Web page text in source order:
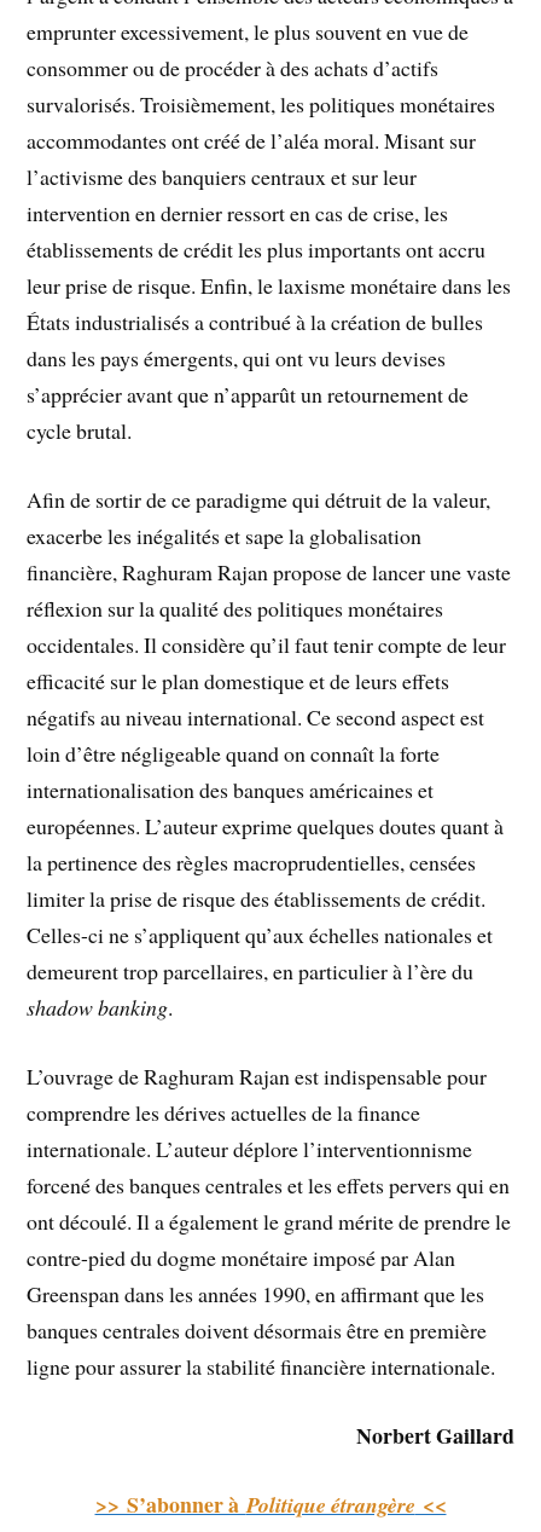
emprunter excessivement, le plus souvent en vue de
consommer ou de procéder à des achats d’actifs
survalorisés. Troisièmement, les politiques monétaires
accommodantes ont créé de l’aléa moral. Misant sur
l’activisme des banquiers centraux et sur leur
intervention en dernier ressort en cas de crise, les
établissements de crédit les plus importants ont accru
leur prise de risque. Enfin, le laxisme monétaire dans les
États industrialisés a contribué à la création de bulles
dans les pays émergents, qui ont vu leurs devises
s’apprécier avant que n’apparût un retournement de
cycle brutal.
Afin de sortir de ce paradigme qui détruit de la valeur,
exacerbe les inégalités et sape la globalisation
financière, Raghuram Rajan propose de lancer une vaste
réflexion sur la qualité des politiques monétaires
occidentales. Il considère qu’il faut tenir compte de leur
efficacité sur le plan domestique et de leurs effets
négatifs au niveau international. Ce second aspect est
loin d’être négligeable quand on connaît la forte
internationalisation des banques américaines et
européennes. L’auteur exprime quelques doutes quant à
la pertinence des règles macroprudentielles, censées
limiter la prise de risque des établissements de crédit.
Celles-ci ne s’appliquent qu’aux échelles nationales et
demeurent trop parcellaires, en particulier à l’ère du
shadow banking.
L’ouvrage de Raghuram Rajan est indispensable pour
comprendre les dérives actuelles de la finance
internationale. L’auteur déplore l’interventionnisme
forcené des banques centrales et les effets pervers qui en
ont découlé. Il a également le grand mérite de prendre le
contre-pied du dogme monétaire imposé par Alan
Greenspan dans les années 1990, en affirmant que les
banques centrales doivent désormais être en première
ligne pour assurer la stabilité financière internationale.
Norbert Gaillard
>> S’abonner àPolitique étrangère <<